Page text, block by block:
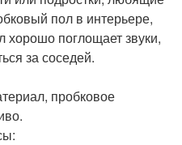
пол в интерьере,
хорошо поглощает звуки,
за соседей.
пробковое